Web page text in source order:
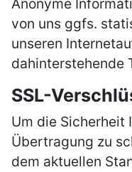
Anonyme
von uns ggfs.
unseren
dahinterstehende
SSL-
Um die Sicherheit
Übertragung zu
dem aktuellen